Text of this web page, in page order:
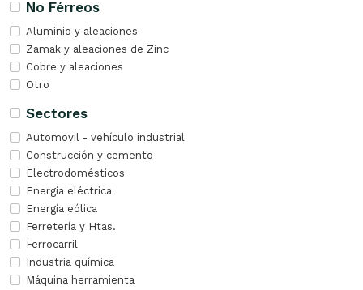
No Férreos
Aluminio y aleaciones
Zamak y aleaciones de Zinc
Cobre y aleaciones
Otro
Sectores
Automovil - vehículo industrial
Construcción y cemento
Electrodomésticos
Energía eléctrica
Energía eólica
Ferretería y Htas.
Ferrocarril
Industria química
Máquina herramienta